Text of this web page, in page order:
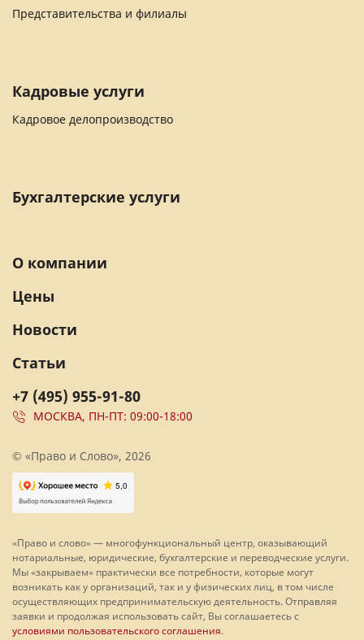
Представительства и филиалы
Кадровые услуги
Кадровое делопроизводство
Бухгалтерские услуги
+7 (495) 955-91-80
МОСКВА, ПН-ПТ: 09:00-18:00
О компании
Цены
Новости
Статьи
© «Право и Слово», 2026
«Право и слово» — многофункциональный центр, оказывающий
нотариальные, юридические, бухгалтерские и переводческие услуги.
Мы «закрываем» практически все потребности, которые могут
возникать как у организаций, так и у физических лиц, в том числе
осуществляющих предпринимательскую деятельность. Отправляя
заявки и продолжая использовать сайт, Вы соглашаетесь с
условиями пользовательского соглашения.